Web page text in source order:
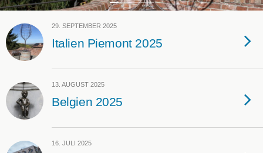
29. SEPTEMBER 2025
Italien Piemont 2025
13. AUGUST 2025
Belgien 2025
16. JULI 2025